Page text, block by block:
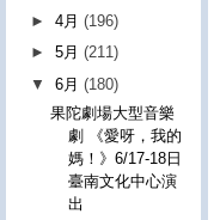
►4月(196)
►5月(211)
▼6月(180)
果陀劇場大型音樂
劇 《愛呀，我的
媽！》6/17-18日
臺南文化中心演
出